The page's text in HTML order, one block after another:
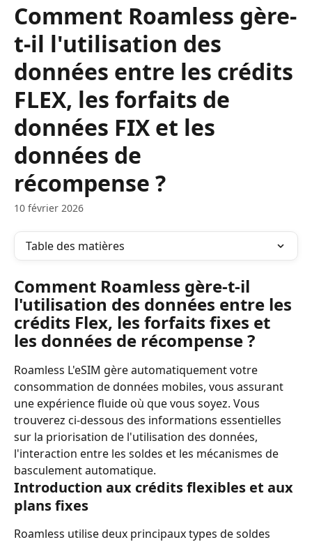
Comment Roamless gère-
t-il l'utilisation des
données entre les crédits
FLEX, les forfaits de
données FIX et les
données de
récompense ?
10 février 2026
Table des matières
Comment Roamless gère-t-il
l'utilisation des données entre les
crédits Flex, les forfaits fixes et
les données de récompense ?
Roamless L'eSIM gère automatiquement votre
consommation de données mobiles, vous assurant
une expérience fluide où que vous soyez. Vous
trouverez ci-dessous des informations essentielles
sur la priorisation de l'utilisation des données,
l'interaction entre les soldes et les mécanismes de
basculement automatique.
Introduction aux crédits flexibles et aux
plans fixes
Roamless utilise deux principaux types de soldes